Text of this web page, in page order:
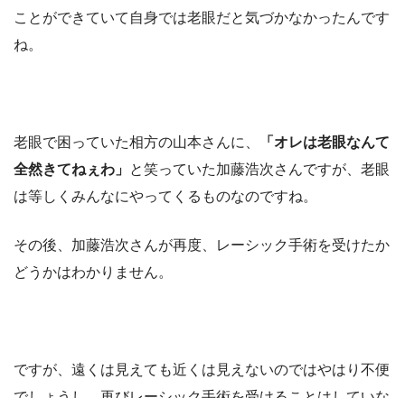
ことができていて自身では老眼だと気づかなかったんです
ね。
老眼で困っていた相方の山本さんに、
「オレは老眼なんて
全然きてねぇわ」 と笑っていた加藤浩次さんですが、老眼
は等しくみんなにやってくるものなのですね。
その後、加藤浩次さんが再度、レーシック手術を受けたか
どうかはわかりません。
ですが、遠くは見えても近くは見えないのではやはり不便